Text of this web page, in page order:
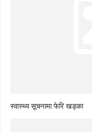
स्वास्थ्य सूचनामा फेरि खड्का